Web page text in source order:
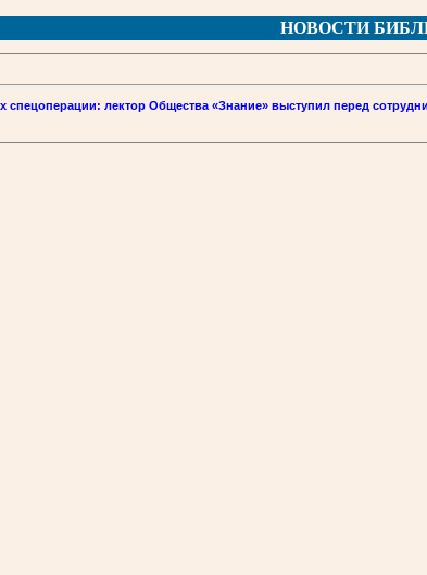
НОВОСТИ
спецоперации: лектор Общества «Знание» выступил перед